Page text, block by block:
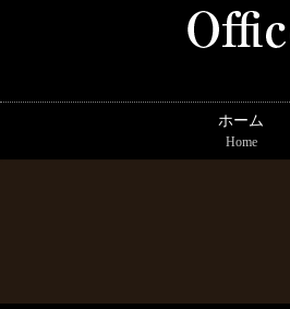
ホーム
Home